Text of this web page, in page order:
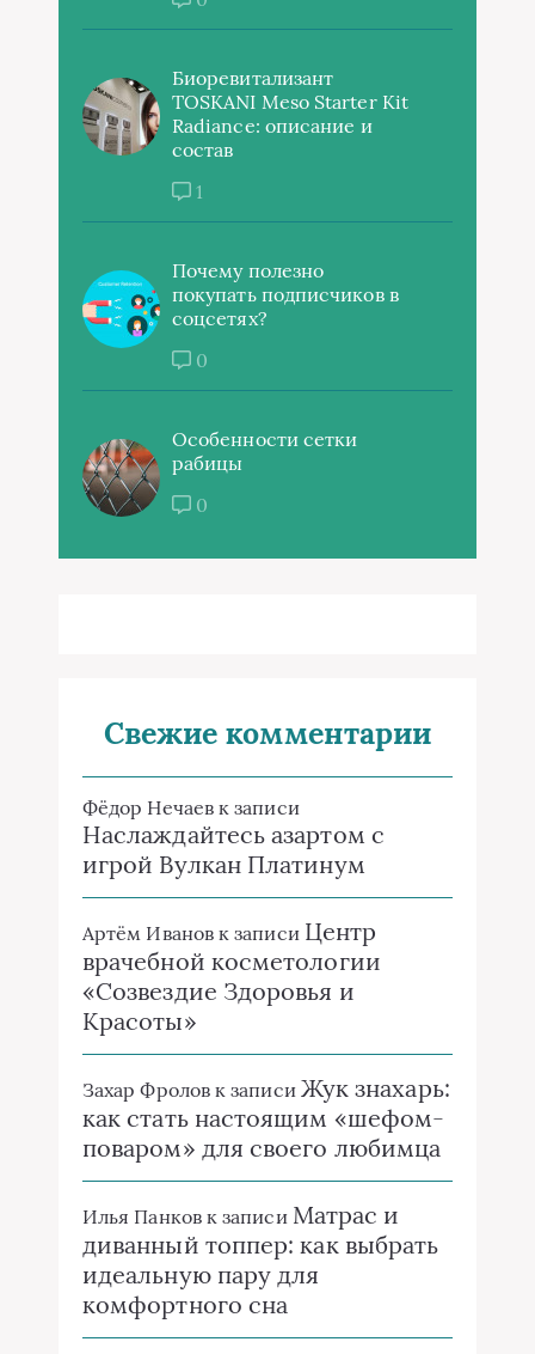
Биоревитализант
TOSKANI Meso Starter Kit
Radiance: описание и
состав
1
Почему полезно
покупать подписчиков в
соцсетях?
0
Особенности сетки
рабицы
0
Свежие комментарии
Фёдор Нечаевк записи
Наслаждайтесь азартом с
игрой Вулкан Платинум
Артём Ивановк записи Центр
врачебной косметологии
«Созвездие Здоровья и
Красоты»
Захар Фроловк записи Жук знахарь:
как стать настоящим «шефом-
поваром» для своего любимца
Илья Панковк записи Матрас и
диванный топпер: как выбрать
идеальную пару для
комфортного сна